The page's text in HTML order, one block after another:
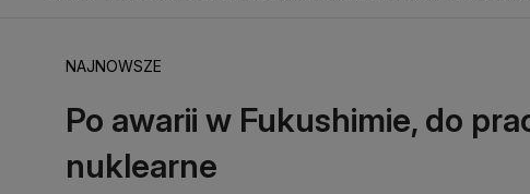
NAJNOWSZE
Po awarii w Fukushimie, do
nuklearne